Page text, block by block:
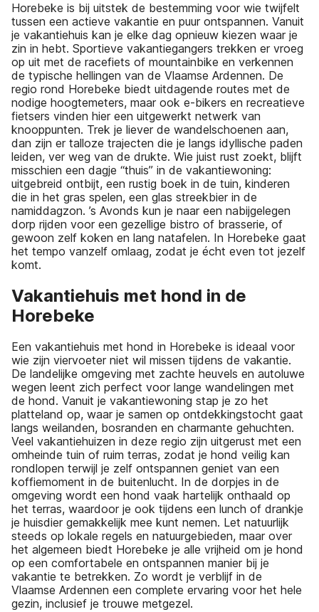
Horebeke is bij uitstek de bestemming voor wie twijfelt
tussen een actieve vakantie en puur ontspannen. Vanuit
je vakantiehuis kan je elke dag opnieuw kiezen waar je
zin in hebt. Sportieve vakantiegangers trekken er vroeg
op uit met de racefiets of mountainbike en verkennen
de typische hellingen van de Vlaamse Ardennen. De
regio rond Horebeke biedt uitdagende routes met de
nodige hoogtemeters, maar ook e-bikers en recreatieve
fietsers vinden hier een uitgewerkt netwerk van
knooppunten. Trek je liever de wandelschoenen aan,
dan zijn er talloze trajecten die je langs idyllische paden
leiden, ver weg van de drukte. Wie juist rust zoekt, blijft
misschien een dagje “thuis” in de vakantiewoning:
uitgebreid ontbijt, een rustig boek in de tuin, kinderen
die in het gras spelen, een glas streekbier in de
namiddagzon. ’s Avonds kun je naar een nabijgelegen
dorp rijden voor een gezellige bistro of brasserie, of
gewoon zelf koken en lang natafelen. In Horebeke gaat
het tempo vanzelf omlaag, zodat je écht even tot jezelf
komt.
Vakantiehuis met hond in de
Horebeke
Een vakantiehuis met hond in Horebeke is ideaal voor
wie zijn viervoeter niet wil missen tijdens de vakantie.
De landelijke omgeving met zachte heuvels en autoluwe
wegen leent zich perfect voor lange wandelingen met
de hond. Vanuit je vakantiewoning stap je zo het
platteland op, waar je samen op ontdekkingstocht gaat
langs weilanden, bosranden en charmante gehuchten.
Veel vakantiehuizen in deze regio zijn uitgerust met een
omheinde tuin of ruim terras, zodat je hond veilig kan
rondlopen terwijl je zelf ontspannen geniet van een
koffiemoment in de buitenlucht. In de dorpjes in de
omgeving wordt een hond vaak hartelijk onthaald op
het terras, waardoor je ook tijdens een lunch of drankje
je huisdier gemakkelijk mee kunt nemen. Let natuurlijk
steeds op lokale regels en natuurgebieden, maar over
het algemeen biedt Horebeke je alle vrijheid om je hond
op een comfortabele en ontspannen manier bij je
vakantie te betrekken. Zo wordt je verblijf in de
Vlaamse Ardennen een complete ervaring voor het hele
gezin, inclusief je trouwe metgezel.